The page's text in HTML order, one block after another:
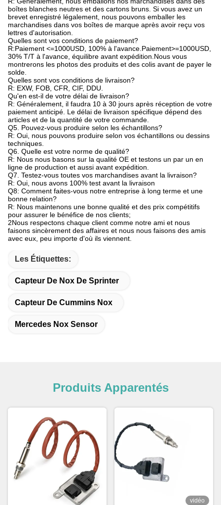
boîtes blanches neutres et des cartons bruns. Si vous avez un
brevet enregistré légalement, nous pouvons emballer les
marchandises dans vos boîtes de marque après avoir reçu vos
lettres d'autorisation.
Quelles sont vos conditions de paiement?
R:Paiement <=1000USD, 100% à l'avance.Paiement>=1000USD,
30% T/T à l'avance, équilibre avant expédition.Nous vous
montrerons les photos des produits et des colis avant de payer le
solde.
Quelles sont vos conditions de livraison?
R: EXW, FOB, CFR, CIF, DDU.
Qu'en est-il de votre délai de livraison?
R: Généralement, il faudra 10 à 30 jours après réception de votre
paiement anticipé. Le délai de livraison spécifique dépend des
articles et de la quantité de votre commande.
Q5. Pouvez-vous produire selon les échantillons?
R: Oui, nous pouvons produire selon vos échantillons ou dessins
techniques.
Q6. Quelle est votre norme de qualité?
R: Nous nous basons sur la qualité OE et testons un par un en
ligne de production et aussi avant expédition.
Q7. Testez-vous toutes vos marchandises avant la livraison?
R: Oui, nous avons 100% test avant la livraison
Q8: Comment faites-vous notre entreprise à long terme et une
bonne relation?
R: Nous maintenons une bonne qualité et des prix compétitifs
pour assurer le bénéfice de nos clients;
2Nous respectons chaque client comme notre ami et nous
faisons sincèrement des affaires et nous nous faisons des amis
avec eux, peu importe d'où ils viennent.
Les Étiquettes:
Capteur De Nox De Sprinter
Capteur De Cummins Nox
Mercedes Nox Sensor
Produits Apparentés
vidéo